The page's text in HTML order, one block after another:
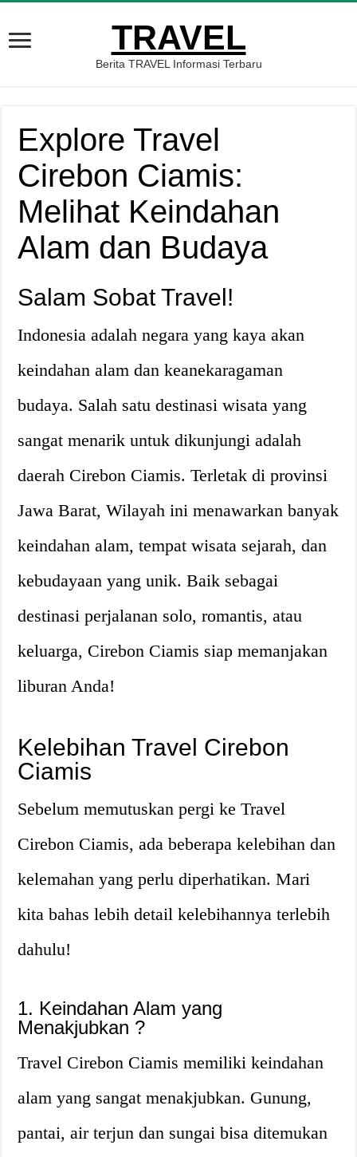
TRAVEL
Berita TRAVEL Informasi Terbaru
Explore Travel
Cirebon Ciamis:
Melihat Keindahan
Alam dan Budaya
Salam Sobat Travel!
Indonesia adalah negara yang kaya akan
keindahan alam dan keanekaragaman
budaya. Salah satu destinasi wisata yang
sangat menarik untuk dikunjungi adalah
daerah Cirebon Ciamis. Terletak di provinsi
Jawa Barat, Wilayah ini menawarkan banyak
keindahan alam, tempat wisata sejarah, dan
kebudayaan yang unik. Baik sebagai
destinasi perjalanan solo, romantis, atau
keluarga, Cirebon Ciamis siap memanjakan
liburan Anda!
Kelebihan Travel Cirebon
Ciamis
Sebelum memutuskan pergi ke Travel
Cirebon Ciamis, ada beberapa kelebihan dan
kelemahan yang perlu diperhatikan. Mari
kita bahas lebih detail kelebihannya terlebih
dahulu!
1. Keindahan Alam yang
Menakjubkan ?️
Travel Cirebon Ciamis memiliki keindahan
alam yang sangat menakjubkan. Gunung,
pantai, air terjun dan sungai bisa ditemukan